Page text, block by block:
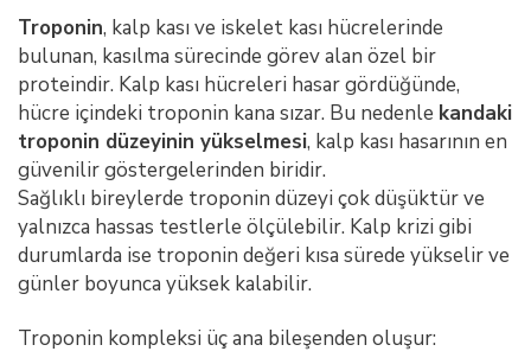
Troponin, kalp kası ve iskelet kası hücrelerinde
bulunan, kasılma sürecinde görev alan özel bir
proteindir. Kalp kası hücreleri hasar gördüğünde,
hücre içindeki troponin kana sızar. Bu nedenle kandaki
troponin düzeyinin yükselmesi, kalp kası hasarının en
güvenilir göstergelerinden biridir.
Sağlıklı bireylerde troponin düzeyi çok düşüktür ve
yalnızca hassas testlerle ölçülebilir. Kalp krizi gibi
durumlarda ise troponin değeri kısa sürede yükselir ve
günler boyunca yüksek kalabilir.
Troponin kompleksi üç ana bileşenden oluşur: